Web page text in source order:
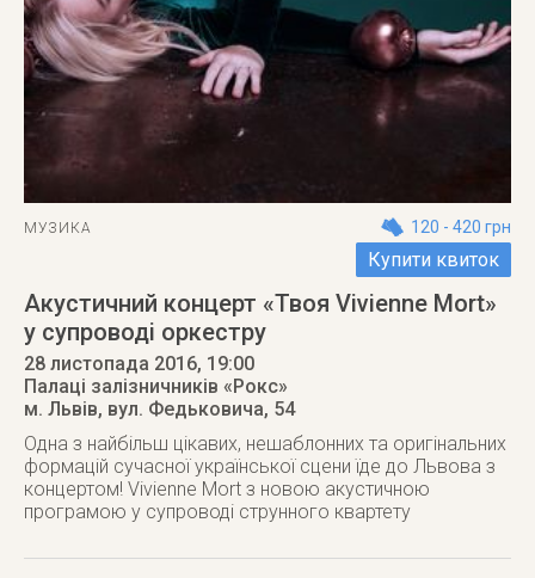
МУЗИКА 120 - 420 грн
Купити квиток
Акустичний концерт «Твоя Vivienne Mort»
у супроводі оркестру
28 листопада 2016, 19:00
Палаці залізничників «Рокс»
м. Львів, вул. Федьковича, 54
Одна з найбільш цікавих, нешаблонних та оригінальних
формацій сучасної української сцени їде до Львова з
концертом! Vivienne Mort з новою акустичною
програмою у супроводі струнного квартету